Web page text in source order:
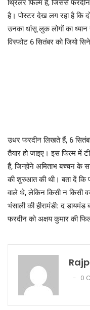
थ्रिलर फिल्म है, जिससे
है। पोस्टर देख लग रहा है कि
उनका धांसू लुक लोगों का
विस्फोट 6 सितंबर को जियो
उधर फरदीन लिखते हैं, 6
तैयार हो जाइए। इस फिल्म में
हैं, जिन्होंने अमिताभ बच्चन के
की शुरुआत की थी। बता दें कि
वाले थे, लेकिन किसी न किसी
भंसाली की हीरामंडी: द
फरदीन को अक्षय कुमार की
0